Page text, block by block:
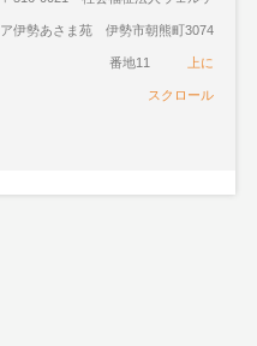
ア伊勢あさま苑 伊勢市朝熊町3074
番地11 上に
スクロール